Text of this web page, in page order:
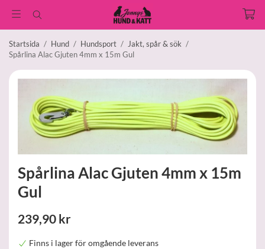
Startsida / Hund / Hundsport / Jakt, spår & sök /
Spårlina Alac Gjuten 4mm x 15m Gul
Spårlina Alac Gjuten 4mm x 15m
Gul
239,90 kr
Finns i lager för omgående leverans